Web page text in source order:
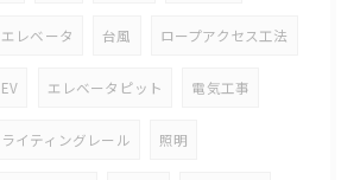
エレベータ 台風 ロープアクセス工法
EV エレベータピット 電気工事
ライティングレール 照明